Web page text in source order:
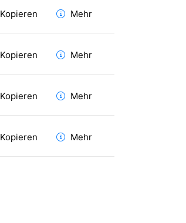
Kopieren Mehr
Kopieren Mehr
Kopieren Mehr
Kopieren Mehr